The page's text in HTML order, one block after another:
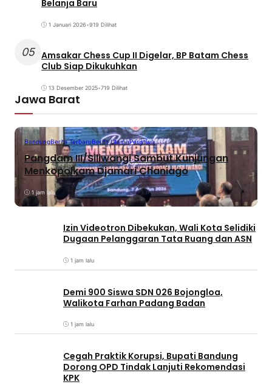
Belanja Baru
1 Januari 2026•919 Dilihat
05 Amsakar Chess Cup II Digelar, BP Batam Chess
Club Siap Dikukuhkan
13 Desember 2025•719 Dilihat
Jawa Barat
BandungBerita TerbaruBerita UtamaPeristiwa
Pangdam III/Siliwangi Sambut Kunjungan
Menkopolkam Djamari Chaniago
1 jam lalu
Izin Videotron Dibekukan, Wali Kota Selidiki
Dugaan Pelanggaran Tata Ruang dan ASN
1 jam lalu
Demi 900 Siswa SDN 026 Bojongloa,
Walikota Farhan Padang Badan
1 jam lalu
Cegah Praktik Korupsi, Bupati Bandung
Dorong OPD Tindak Lanjuti Rekomendasi
KPK